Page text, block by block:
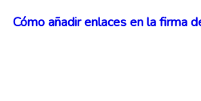
Cómo añadir enlaces en la firma